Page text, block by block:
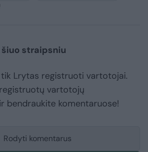
straipsniu
Lrytas registruoti vartotojai.
vartotojų
bendraukite komentaruose!
Rodyti komentarus